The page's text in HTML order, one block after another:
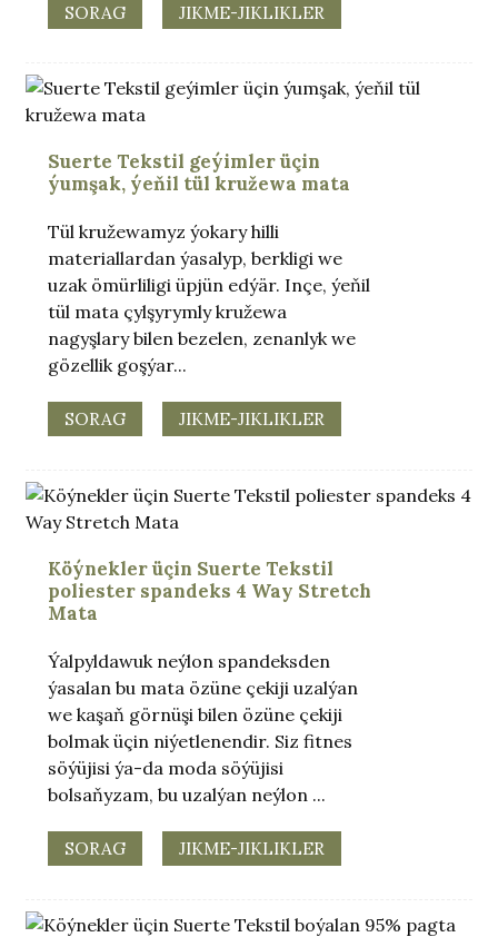
SORAG JIKME-JIKLIKLER
Suerte Tekstil geýimler üçin
ýumşak, ýeňil tül kružewa mata
Tül kružewamyz ýokary hilli
materiallardan ýasalyp, berkligi we
uzak ömürliligi üpjün edýär. Inçe, ýeňil
tül mata çylşyrymly kružewa
nagyşlary bilen bezelen, zenanlyk we
gözellik goşýar...
SORAG JIKME-JIKLIKLER
Köýnekler üçin Suerte Tekstil
poliester spandeks 4 Way Stretch
Mata
Ýalpyldawuk neýlon spandeksden
ýasalan bu mata özüne çekiji uzalýan
we kaşaň görnüşi bilen özüne çekiji
bolmak üçin niýetlenendir. Siz fitnes
söýüjisi ýa-da moda söýüjisi
bolsaňyzam, bu uzalýan neýlon ...
SORAG JIKME-JIKLIKLER